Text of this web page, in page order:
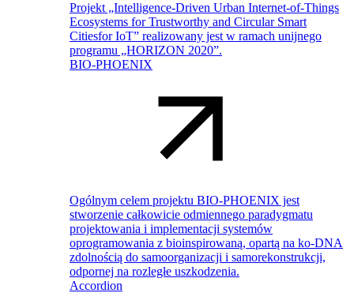
Projekt „Intelligence-Driven Urban Internet-of-Things
Ecosystems for Trustworthy and Circular Smart
Citiesfor IoT” realizowany jest w ramach unijnego
programu „HORIZON 2020”.
BIO-PHOENIX
Ogólnym celem projektu BIO-PHOENIX jest
stworzenie całkowicie odmiennego paradygmatu
projektowania i implementacji systemów
oprogramowania z bioinspirowaną, opartą na ko-DNA
zdolnością do samoorganizacji i samorekonstrukcji,
odpornej na rozległe uszkodzenia.
Accordion